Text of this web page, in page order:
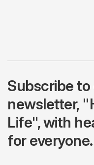
Subscribe
newsletter,
Life", with
for everyone.